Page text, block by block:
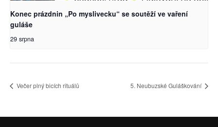
Konec prázdnin „Po myslivecku“ se soutěží ve vaření
guláše
29 srpna
Večer plný bicích rituálů 5. Neubuzské Guláškování